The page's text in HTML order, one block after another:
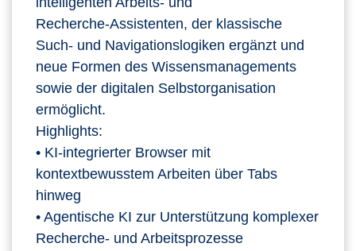
Recherche‑Assistenten, der klassische
Such‑ und Navigationslogiken ergänzt und
neue Formen des Wissensmanagements
sowie der digitalen Selbstorganisation
ermöglicht.
Highlights:
• KI‑integrierter Browser mit
kontextbewusstem Arbeiten über Tabs
hinweg
• Agentische KI zur Unterstützung komplexer
Recherche‑ und Arbeitsprozesse